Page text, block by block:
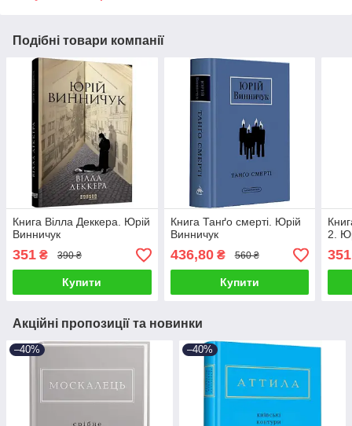
Подібні товари компанії
Книга Вілла Деккера. Юрій
Винничук
351 ₴ 390 ₴
Купити
Книга Танґо смерті. Юрій
Винничук
436,80₴ 560 ₴
Купити
2.
351
Акційні пропозиції та новинки
–40% –40%